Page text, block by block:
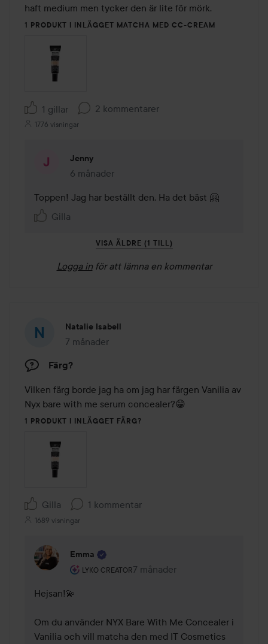
haft medium men tycker den är lite för mörk.
1 PRODUKT I INLÄGGET MATCHA MED CC-CREAM
1 gillar 2 kommentarer
1776 visningar
Jenny
6 månader
Kommentaren lades 6 månader
Toppen! Jag har beställt den. Ha det bäst 🤗
Gilla
VISA ÄLDRE (1 TILL)
Logga in för att lämna en kommentar
Natalie Isabell
7 månader
Inlägget skapades 7 månader
Färg?
Vilken färg borde jag ha om jag har färgen Vanilia av
Nyx bare with me serum concealer?😁
1 PRODUKT I INLÄGGET FÄRG?
Gilla 1 kommentar
1689 visningar
Emma
LYKO CREATOR
Användarens roll: Lyko Creator.
7 månader
Kommentaren lades 7 månader
Hejsan!💫
Om du använder NYX Bare With Me Concealer i
Vanilia och vill matcha den med IT Cosmetics